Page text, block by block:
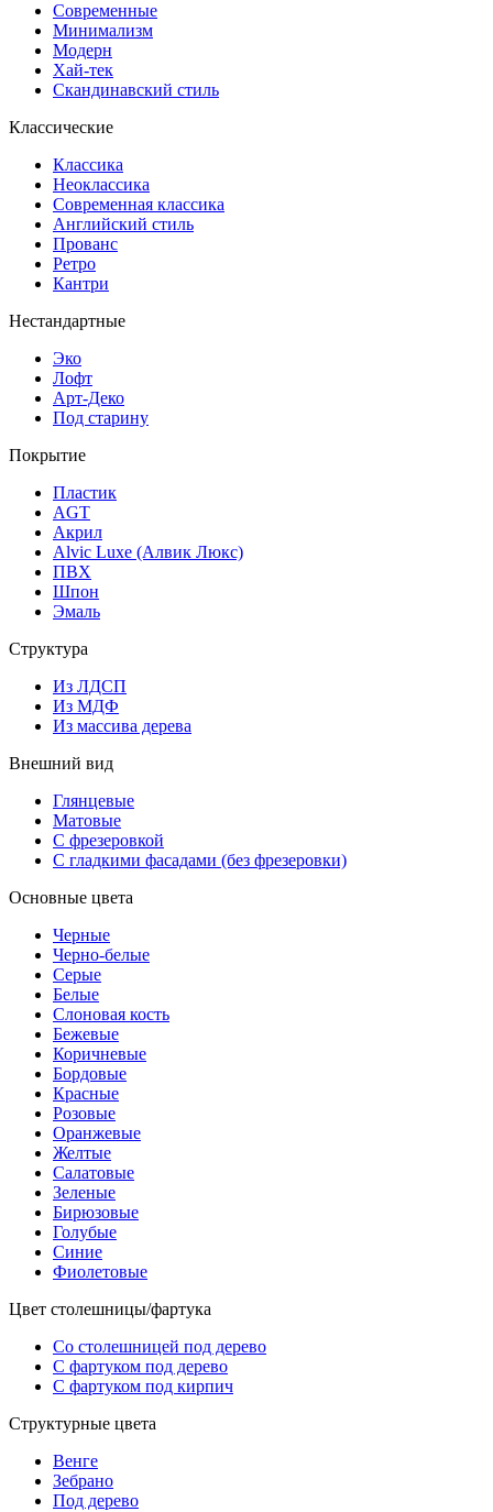
Современные
Минимализм
Модерн
Хай-тек
Скандинавский стиль
Классические
Классика
Неоклассика
Современная классика
Английский стиль
Прованс
Ретро
Кантри
Нестандартные
Эко
Лофт
Арт-Деко
Под старину
Покрытие
Пластик
AGT
Акрил
Alvic Luxe (Алвик Люкс)
ПВХ
Шпон
Эмаль
Структура
Из ЛДСП
Из МДФ
Из массива дерева
Внешний вид
Глянцевые
Матовые
С фрезеровкой
С гладкими фасадами (без фрезеровки)
Основные цвета
Черные
Черно-белые
Серые
Белые
Слоновая кость
Бежевые
Коричневые
Бордовые
Красные
Розовые
Оранжевые
Желтые
Салатовые
Зеленые
Бирюзовые
Голубые
Синие
Фиолетовые
Цвет столешницы/фартука
Со столешницей под дерево
С фартуком под дерево
С фартуком под кирпич
Структурные цвета
Венге
Зебрано
Под дерево